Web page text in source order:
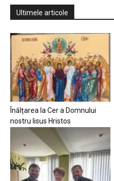
Ultimele articole
Înălțarea la Cer a Domnului
nostru Iisus Hristos